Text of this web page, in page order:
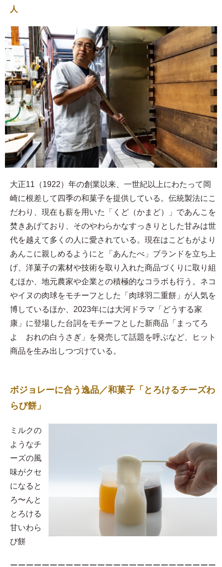
人
大正11（1922）年の創業以来、一世紀以上にわたって岡
崎に根差して四季の和菓子を提供している。伝統製法にこ
だわり、現在も薪を用いた「くど（かまど）」であんこを
焚きあげており、そのやわらかなすっきりとした甘みは世
代を越えて多くの人に愛されている。現在はこどもがより
あんこに親しめるようにと「あんたべ」ブランドを立ち上
げ、洋菓子の素材や技術を取り入れた商品づくりに取り組
むほか、地元農家や企業との積極的なコラボも行う。ネコ
やイヌの肉球をモチーフとした「肉球羽二重餅」が人気を
博しているほか、2023年には大河ドラマ「どうする家
康」に登場した台詞をモチーフとした新商品「まってろ
よ おれの白うさぎ」を発売して話題を呼ぶなど、ヒット
商品を生み出しつづけている。
ボジョレーに合う逸品／和菓子「とろけるチーズわ
らび餅」
​ミルクの
ようなチ
ーズの風
味がクセ
になると
ろ〜んと
とろける
甘いわら
び餅